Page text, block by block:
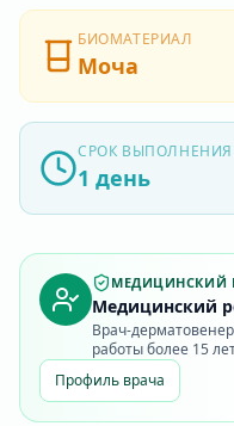
БИОМАТЕРИАЛ
Моча
СРОК ВЫПОЛНЕНИЯ
1 день
МЕДИЦИНСКИЙ
Медицинский
Врач-
работы более 15
Профиль врача